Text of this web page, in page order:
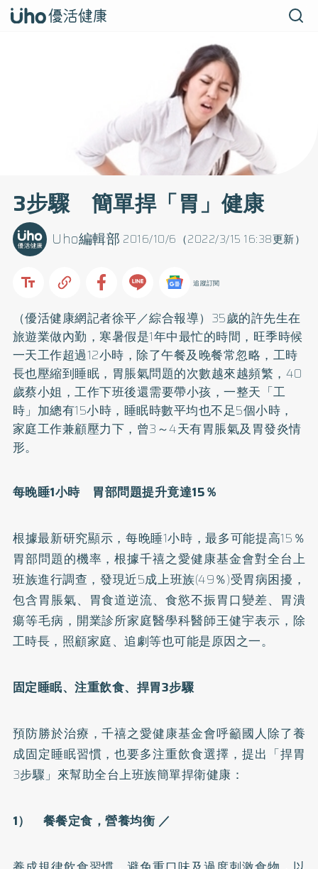
3步驟 簡單捍「胃」健康
2016/10/6（2022/3/15 16:38更新）
Uho編輯部
追蹤訂閱
（優活健康網記者徐平／綜合報導）35歲的許先生在
旅遊業做內勤，寒暑假是1年中最忙的時間，旺季時候
一天工作超過12小時，除了午餐及晚餐常忽略，工時
長也壓縮到睡眠，胃脹氣問題的次數越來越頻繁，40
歲蔡小姐，工作下班後還需要帶小孩，一整天「工
時」加總有15小時，睡眠時數平均也不足5個小時，
家庭工作兼顧壓力下，曾3～4天有胃脹氣及胃發炎情
形。
每晚睡1小時 胃部問題提升竟達15％
根據最新研究顯示，每晚睡1小時，最多可能提高15％
胃部問題的機率，根據千禧之愛健康基金會對全台上
班族進行調查，發現近5成上班族(49％)受胃病困擾，
包含胃脹氣、胃食道逆流、食慾不振胃口變差、胃潰
瘍等毛病，開業診所家庭醫學科醫師王健宇表示，除
工時長，照顧家庭、追劇等也可能是原因之一。
固定睡眠、注重飲食、捍胃3步驟
預防勝於治療，千禧之愛健康基金會呼籲國人除了養
成固定睡眠習慣，也要多注重飲食選擇，提出「捍胃
3步驟」來幫助全台上班族簡單捍衛健康：
1） 餐餐定食，營養均衡 ／